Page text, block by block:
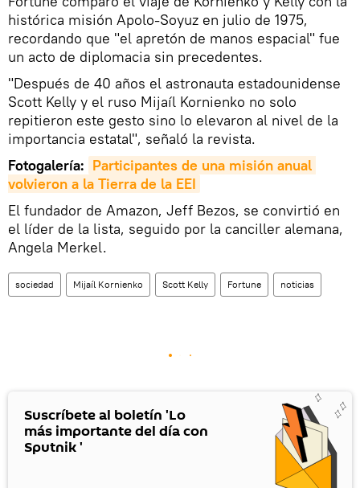
histórica misión Apolo-Soyuz en julio de 1975,
recordando que "el apretón de manos espacial" fue
un acto de diplomacia sin precedentes.
"Después de 40 años el astronauta estadounidense
Scott Kelly y el ruso Mijaíl Kornienko no solo
repitieron este gesto sino lo elevaron al nivel de la
importancia estatal", señaló la revista.
Fotogalería: Participantes de una misión anual
volvieron a la Tierra de la EEI
El fundador de Amazon, Jeff Bezos, se convirtió en
el líder de la lista, seguido por la canciller alemana,
Angela Merkel.
sociedad Mijaíl Kornienko Scott Kelly Fortune noticias
Suscríbete al boletín 'Lo
más importante del día con
Sputnik '